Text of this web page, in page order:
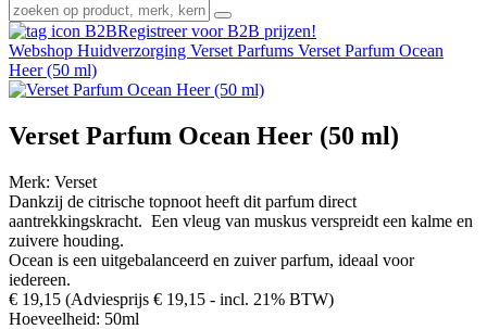
Registreer voor B2B prijzen!
Webshop Huidverzorging Verset Parfums Verset Parfum Ocean
Heer (50 ml)
Verset Parfum Ocean Heer (50 ml)
Merk: Verset
Dankzij de citrische topnoot heeft dit parfum direct
aantrekkingskracht. Een vleug van muskus verspreidt een kalme en
zuivere houding.
Ocean is een uitgebalanceerd en zuiver parfum, ideaal voor
iedereen.
€ 19,15 (Adviesprijs € 19,15 - incl. 21% BTW)
Hoeveelheid: 50ml